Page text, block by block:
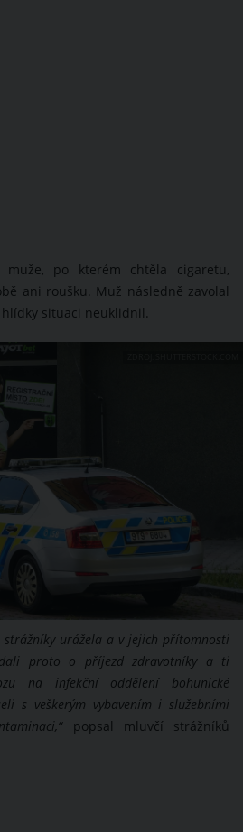
po kterém chtěla cigaretu,
ani roušku. Muž následně zavolal
situaci neuklidnil.
strážníky urážela a v jejich přítomnosti
proto o příjezd zdravotníky a ti
na infekční oddělení bohunické
s veškerým vybavením i služebními
popsal mluvčí strážníků